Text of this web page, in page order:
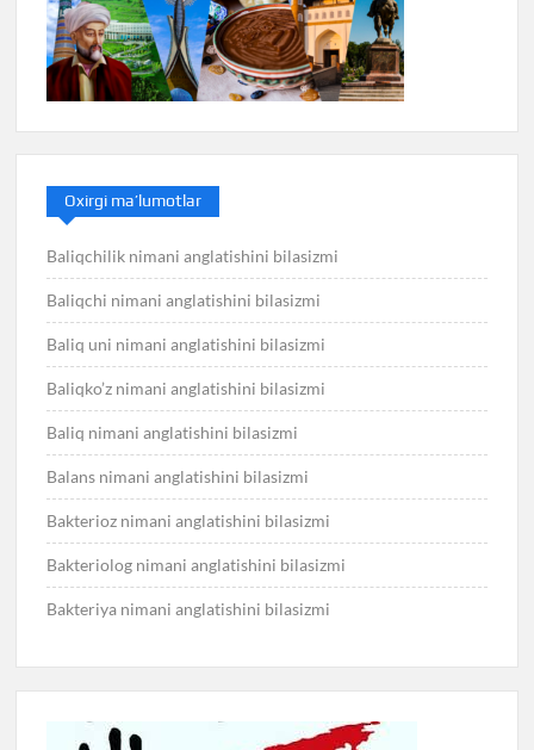
Oxirgi ma’lumotlar
Baliqchilik nimani anglatishini bilasizmi
Baliqchi nimani anglatishini bilasizmi
Baliq uni nimani anglatishini bilasizmi
Baliqko’z nimani anglatishini bilasizmi
Baliq nimani anglatishini bilasizmi
Balans nimani anglatishini bilasizmi
Bakterioz nimani anglatishini bilasizmi
Bakteriolog nimani anglatishini bilasizmi
Bakteriya nimani anglatishini bilasizmi